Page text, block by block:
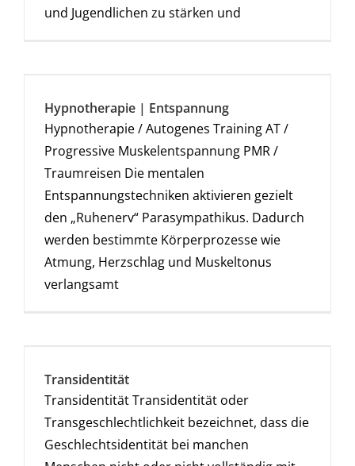
und Jugendlichen zu stärken und
Hypnotherapie | Entspannung
Hypnotherapie / Autogenes Training AT /
Progressive Muskelentspannung PMR /
Traumreisen Die mentalen
Entspannungstechniken aktivieren gezielt
den „Ruhenerv“ Parasympathikus. Dadurch
werden bestimmte Körperprozesse wie
Atmung, Herzschlag und Muskeltonus
verlangsamt
Transidentität
Transidentität Transidentität oder
Transgeschlechtlichkeit bezeichnet, dass die
Geschlechtsidentität bei manchen